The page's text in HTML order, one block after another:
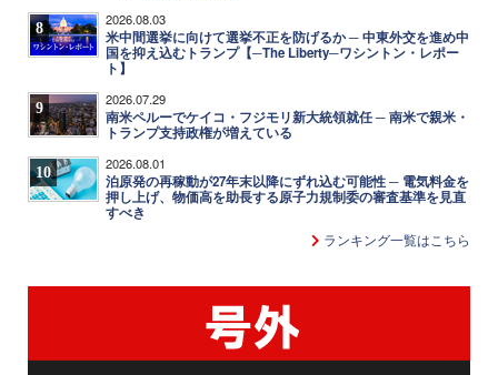
8 2026.08.03
米中間選挙に向けて選挙不正を防げるか ─ 中東外交を進め中
国を抑え込むトランプ【─The Liberty─ワシントン・レポー
ト】
9 2026.07.29
南米ペルーでケイコ・フジモリ新大統領就任 ─ 南米で親米・
トランプ支持政権が増えている
10 2026.08.01
泊原発の再稼動が27年末以降にずれ込む可能性 ─ 電気料金を
押し上げ、物価高を助長する原子力規制委の審査基準を見直
すべき
ランキング一覧はこちら